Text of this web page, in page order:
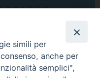
simili per
anche per
semplici",